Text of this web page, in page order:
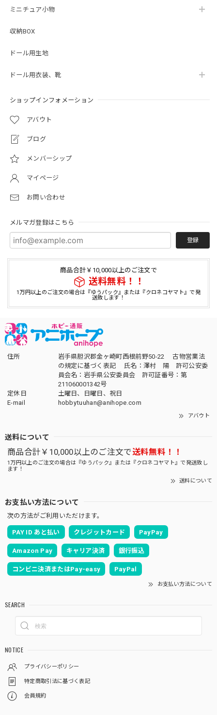
ミニチュア小物
収納BOX
ドール用生地
ドール用衣装、靴
ショップインフォメーション
アバウト
ブログ
メンバーシップ
マイページ
お問い合わせ
メルマガ登録はこちら
登録
商品合計￥10,000以上のご注文で
送料無料！！
1万円以上のご注文の場合は『ゆうパック』または『クロネコヤマト』で発
送致します！
住所
岩手県胆沢郡金ヶ崎町西根前野50-22 古物営業法
の規定に基づく表記 氏名：澤村 陽 許可公安委
員会名：岩手県公安委員会 許可証番号：第
211060001342号
定休日
土曜日、日曜日、祝日
E-mail
hobbytuuhan@anihope.com
アバウト
送料について
商品合計￥10,000以上のご注文で送料無料！！
1万円以上のご注文の場合は『ゆうパック』または『クロネコヤマト』で発送致し
ます！
送料について
お支払い方法について
次の方法がご利用いただけます。
PAY ID あと払い クレジットカード PayPay
Amazon Pay キャリア決済 銀行振込
コンビニ決済またはPay-easy PayPal
お支払い方法について
SEARCH
NOTICE
プライバシーポリシー
特定商取引法に基づく表記
会員規約